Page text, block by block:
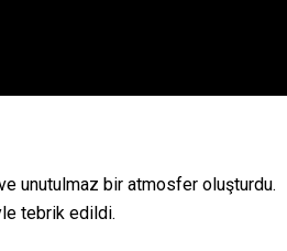
unutulmaz bir atmosfer oluşturdu.
tebrik edildi.